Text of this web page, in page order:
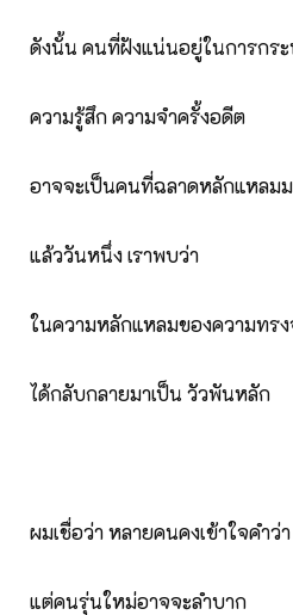
ดังนั้น คนที่ฝังแน่นอยู่ในการกร
ความรู้สึก ความจำครั้งอดีต
อาจจะเป็นคนที่ฉลาดหลักแหลม
แล้ววันหนึ่ง เราพบว่า
ในความหลักแหลมของความทรง
ได้กลับกลายมาเป็น วัวพันหลัก
ผมเชื่อว่า หลายคนคงเข้าใจคำว่
แต่คนรุ่นใหม่อาจจะลำบาก